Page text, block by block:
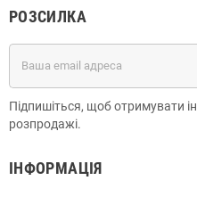
РОЗСИЛКА
Підпишіться, щоб отримувати
розпродажі.
ІНФОРМАЦІЯ